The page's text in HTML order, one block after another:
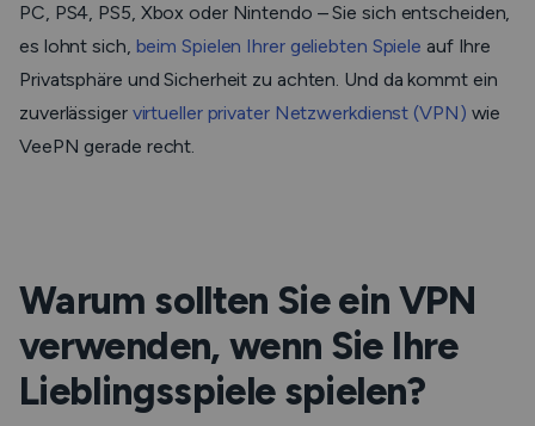
PC, PS4, PS5, Xbox oder Nintendo – Sie sich entscheiden,
es lohnt sich, beim Spielen Ihrer geliebten Spiele auf Ihre
Privatsphäre und Sicherheit zu achten. Und da kommt ein
zuverlässiger virtueller privater Netzwerkdienst (VPN) wie
VeePN gerade recht.
Warum sollten Sie ein VPN
verwenden, wenn Sie Ihre
Lieblingsspiele spielen?